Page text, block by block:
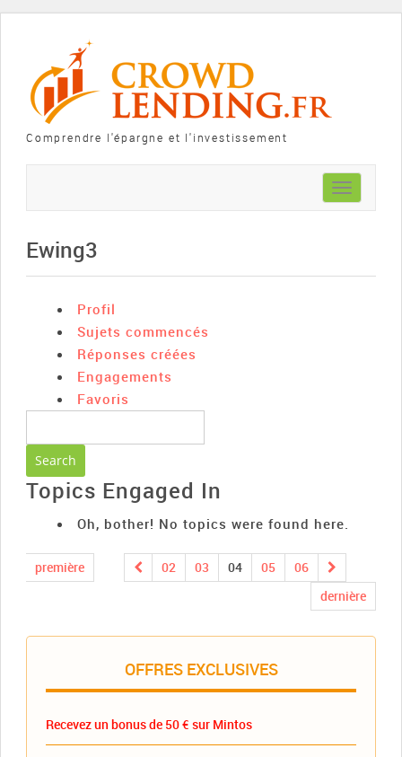
Comprendre l'épargne et l'investissement
Toggle
navigation
Ewing3
Profil
Sujets commencés
Réponses créées
Engagements
Favoris
Topics Engaged In
Oh, bother! No topics were found here.
première 02 03 04 05
06
dernière
OFFRES EXCLUSIVES
Recevez un bonus de 50 € sur Mintos